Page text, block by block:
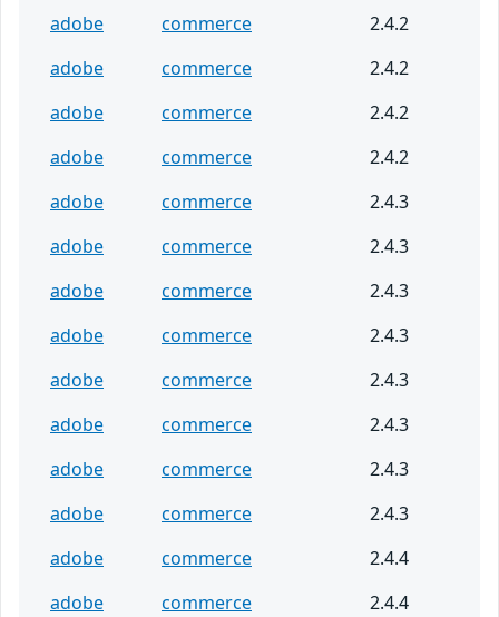
adobe
commerce
2.4.2
adobe
commerce
2.4.2
adobe
commerce
2.4.2
adobe
commerce
2.4.2
adobe
commerce
2.4.3
adobe
commerce
2.4.3
adobe
commerce
2.4.3
adobe
commerce
2.4.3
adobe
commerce
2.4.3
adobe
commerce
2.4.3
adobe
commerce
2.4.3
adobe
commerce
2.4.3
adobe
commerce
2.4.4
adobe
commerce
2.4.4